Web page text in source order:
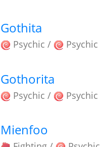
Gothita
Psychic / Psychic
Gothorita
Psychic / Psychic
Mienfoo